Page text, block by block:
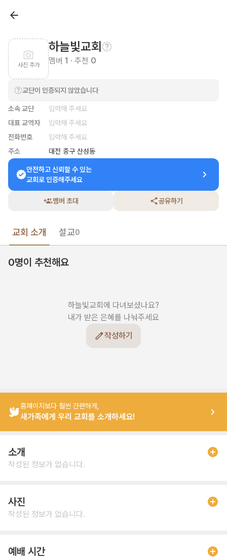
사진 추가
하늘빛교회
멤버 1 · 추천 0
교단이 인증되지 않았습니다
소속 교단
입력해 주세요
대표 교역자
입력해 주세요
전화번호
입력해 주세요
주소
대전 중구 산성동
안전하고 신뢰할 수 있는
교회로 인증해주세요
멤버 초대 공유하기
교회 소개 설교0
0명이 추천해요
하늘빛교회에 다녀보셨나요?
내가 받은 은혜를 나눠주세요
작성하기
홈페이지보다 훨씬 간편하게,
새가족에게 우리 교회를 소개하세요!
소개
작성된 정보가 없습니다.
사진
작성된 정보가 없습니다.
예배 시간